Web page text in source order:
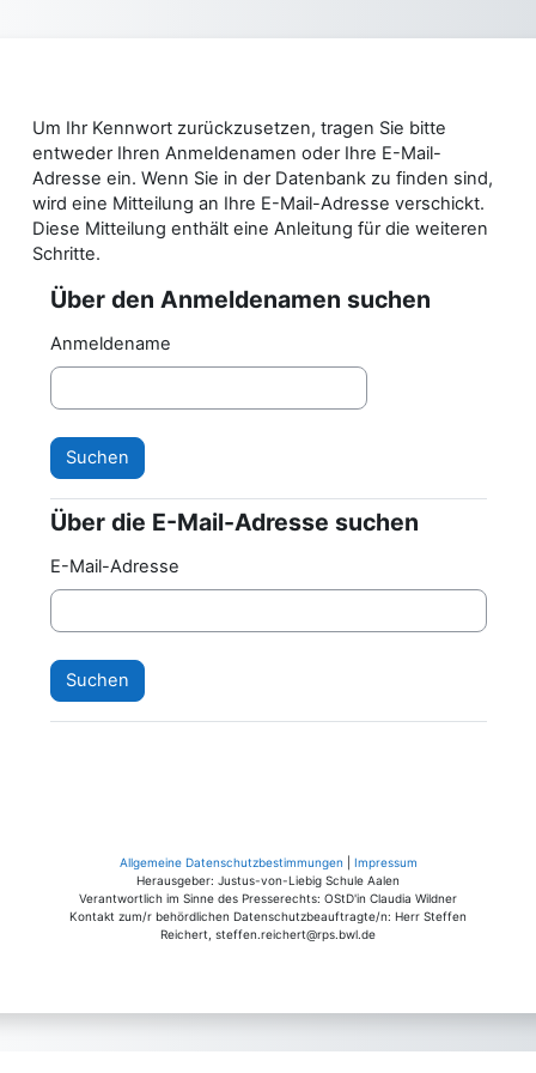
Um Ihr Kennwort zurückzusetzen, tragen Sie bitte
entweder Ihren Anmeldenamen oder Ihre E-Mail-
Adresse ein. Wenn Sie in der Datenbank zu finden sind,
wird eine Mitteilung an Ihre E-Mail-Adresse verschickt.
Diese Mitteilung enthält eine Anleitung für die weiteren
Schritte.
Über den Anmeldenamen suchen
Über den Anmeldenamen suchen
Anmeldename
Über die E-Mail-Adresse suchen
Über die E-Mail-Adresse suchen
E-Mail-Adresse
Allgemeine Datenschutzbestimmungen
Impressum
Herausgeber: Justus-von-Liebig Schule Aalen
Verantwortlich im Sinne des Presserechts: OStD'in Claudia Wildner
Kontakt zum/r behördlichen Datenschutzbeauftragte/n: Herr Steffen
Reichert, steffen.reichert@rps.bwl.de